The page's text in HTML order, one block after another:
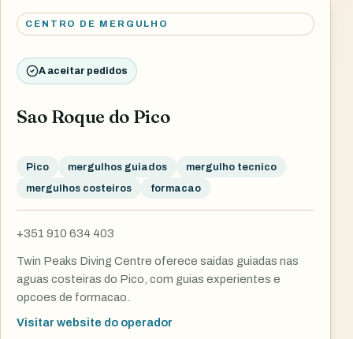
CENTRO DE MERGULHO
A aceitar pedidos
Sao Roque do Pico
Pico mergulhos guiados
mergulho tecnico
mergulhos costeiros
formacao
+351 910 634 403
Twin Peaks Diving Centre oferece saidas guiadas nas
aguas costeiras do Pico, com guias experientes e
opcoes de formacao.
Visitar website do operador